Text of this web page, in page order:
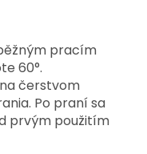
pracím
60°.
čerstvom
Po praní sa
prvým použitím